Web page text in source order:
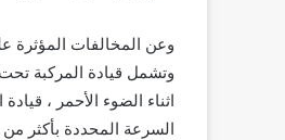
وتشمل قيادة المركبة تحت
اثناء الضوء الأحمر ،
السرعة المحددة بأكثر